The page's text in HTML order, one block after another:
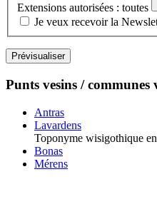
Extensions autorisées : toutes
Je veux recevoir la
Punts vesins / communes
Antras
Lavardens
Toponyme wisigothique
Bonas
Mérens